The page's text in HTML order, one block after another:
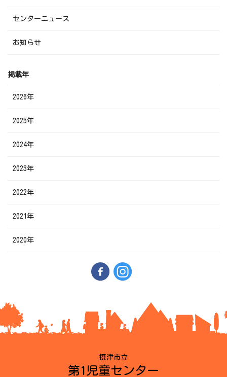
センターニュース
お知らせ
掲載年
2026年
2025年
2024年
2023年
2022年
2021年
2020年
摂津市立
第1児童センター